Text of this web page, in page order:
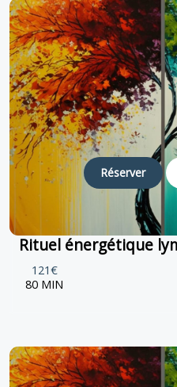
Réserver
Rituel énergétique
121€
80 MIN